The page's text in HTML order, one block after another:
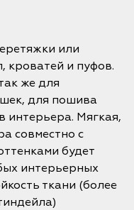
или
кроватей и пуфов.
же для
для пошива
интерьера. Мягкая,
совместно с
будет
интерьерных
ткани (более